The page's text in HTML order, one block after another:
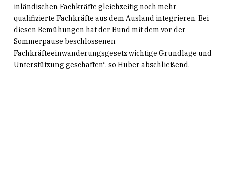
inländischen Fachkräfte gleichzeitig noch mehr
qualifizierte Fachkräfte aus dem Ausland integrieren. Bei
diesen Bemühungen hat der Bund mit dem vor der
Sommerpause beschlossenen
Fachkräfteeinwanderungsgesetz wichtige Grundlage und
Unterstützung geschaffen“, so Huber abschließend.